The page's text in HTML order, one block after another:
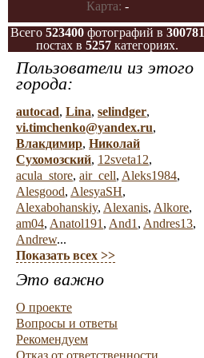
Карта: -
Всего 523400фотографий в 300781
постах в 5257 категориях.
Пользователи из этого
города:
autocad, Lina, selindger,
vi.timchenko@yandex.ru,
Влакдимир, Николай
Сухомозский, 12sveta12,
acula_store, air_cell, Aleks1984,
Alesgood, AlesyaSH,
Alexabohanskiy, Alexanis, Alkore,
am04, Anatol191 , And1 , Andres13,
Andrew...
Показать всех >>
Это важно
О проекте
Вопросы и ответы
Рекомендуем
Отказ от ответственности